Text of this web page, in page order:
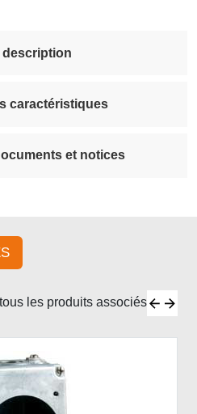
description
caractéristiques
et notices
les produits associés